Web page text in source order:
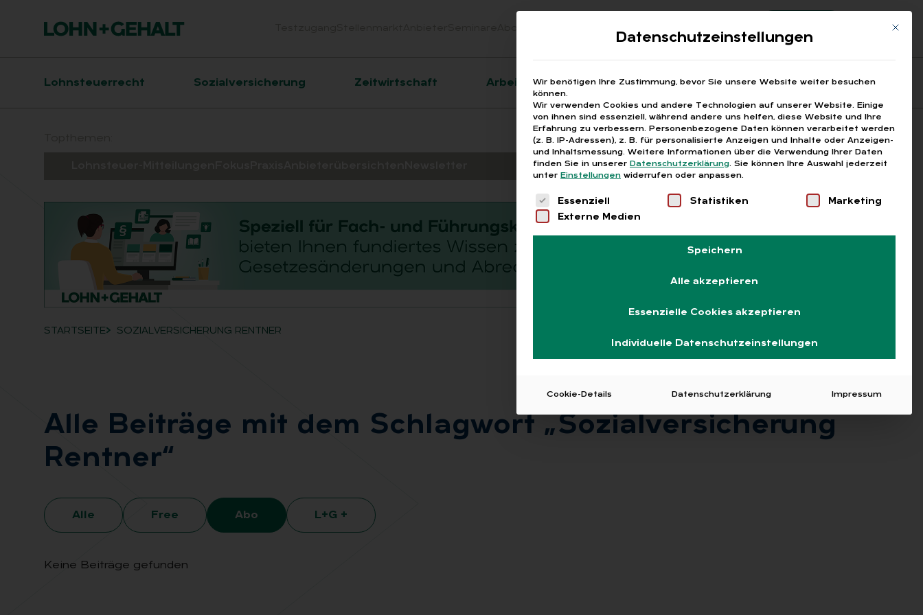
Suchen
Registrierung
Hauptnavigation
Lohnsteuerrecht Sozialversicherung Zeitwirtschaft Arbeitsrecht Fragen aus den ARGEn Printausgaben
Breadcrumb-Navigation
STARTSEITE SOZIALVERSICHERUNG RENTNER
Alle Bei­trä­ge mit dem Schlag­wort „So­zi­al­ver­si­che­rung
Rent­ner“
Alle Free Abo L+G +
Keine Beiträge gefunden
Mit
Datenschutzeinstellungen
Wir benötigen Ihre Zustimmung, bevor Sie unsere Website weiter besuchen
können.
Wir verwenden Cookies und andere Technologien auf unserer Website. Einige
von ihnen sind essenziell, während andere uns helfen, diese Website und Ihre
Erfahrung zu verbessern. Personenbezogene Daten können verarbeitet werden
(z. B. IP-Adressen), z. B. für personalisierte Anzeigen und Inhalte oder Anzeigen-
und Inhaltsmessung. Weitere Informationen über die Verwendung Ihrer Daten
finden Sie in unserer Datenschutzerklärung. Sie können Ihre Auswahl jederzeit
unter Einstellungen widerrufen oder anpassen.
Es folgt eine Liste der Service-Gruppen, für die eine
Essenziell Statistiken
Marketing
Externe Medien
Speichern
Alle akzeptieren
Essenzielle Cookies akzeptieren
Individuelle Datenschutzeinstellungen
Cookie-Details Datenschutzerklärung Impressum